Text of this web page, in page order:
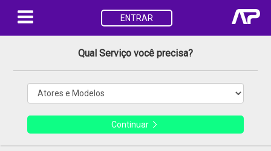
ENTRAR
Qual Serviço você precisa?
Continuar